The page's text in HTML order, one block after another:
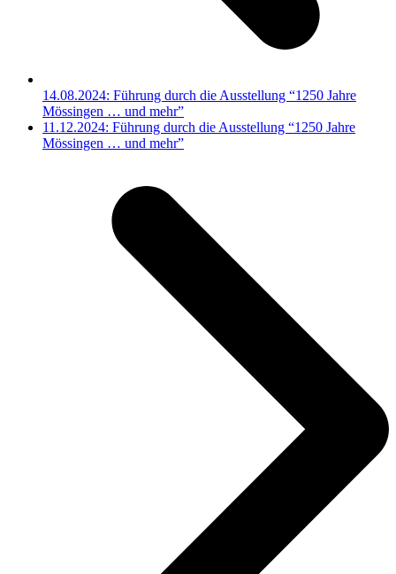
14.08.2024: Führung durch die Ausstellung “1250 Jahre
Mössingen … und mehr”
Nächster
Beitrag:
11.12.2024: Führung durch die Ausstellung “1250 Jahre
Mössingen … und mehr”